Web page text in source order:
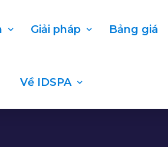
Giải pháp Bảng giá
Về IDSPA